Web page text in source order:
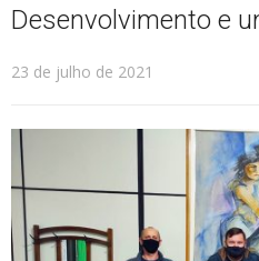
Cotidiano
Desenvolvimento e
23 de julho de 2021